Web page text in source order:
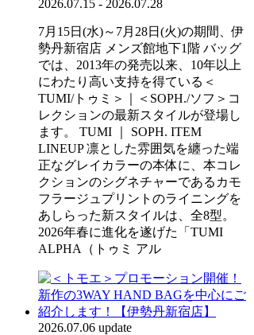
2026.07.15 - 2026.07.28
7月15日(水)～7月28日(火)の期間、伊
勢丹新宿店 メンズ館地下1階 バッグ
では、2013年の発売以来、10年以上
にわたり高い支持を得ている＜
TUMI/トゥミ＞｜＜SOPH./ソフ＞コ
レクションの最新スタイルが登場し
ます。 TUMI ｜ SOPH. ITEM
LINEUP 凛とした雰囲気を纏った端
正なグレイカラーの本体に、本コレ
クションのシグネチャーであるカモ
フラージュプリントのライニングを
あしらった新スタイルは、全8型。
2026年春に進化を遂げた「TUMI
ALPHA（トゥミ アル
2026.07.06 update